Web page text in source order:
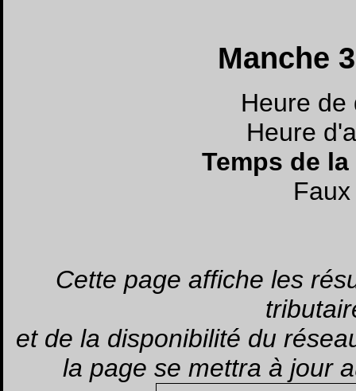
Manche
Heure de
Heure
Temps de
Cette page affiche les
et de la disponibilité du
la page se mettra à jour